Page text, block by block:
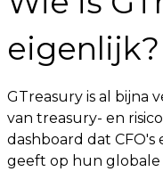
eigenlijk?
GTreasury is al bijna
van treasury- en
dashboard dat
geeft op hun globale